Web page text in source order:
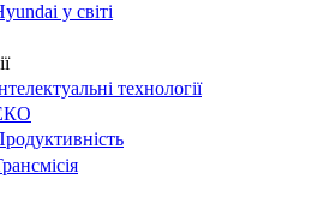
у світі
технології